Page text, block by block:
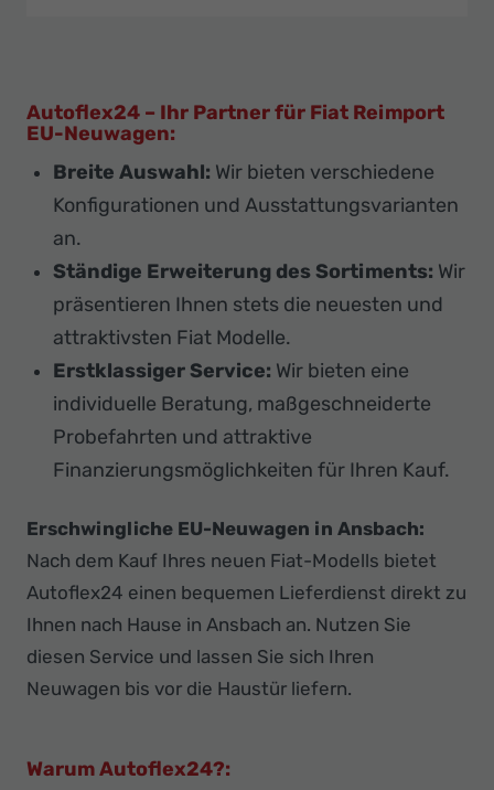
Autoflex24 – Ihr Partner für Fiat Reimport
EU-Neuwagen:
Breite Auswahl: Wir bieten verschiedene
Konfigurationen und Ausstattungsvarianten
an.
Ständige Erweiterung des Sortiments: Wir
präsentieren Ihnen stets die neuesten und
attraktivsten Fiat Modelle.
Erstklassiger Service: Wir bieten eine
individuelle Beratung, maßgeschneiderte
Probefahrten und attraktive
Finanzierungsmöglichkeiten für Ihren Kauf.
Erschwingliche EU-Neuwagen in Ansbach:
Nach dem Kauf Ihres neuen Fiat-Modells bietet
Autoflex24 einen bequemen Lieferdienst direkt zu
Ihnen nach Hause in Ansbach an. Nutzen Sie
diesen Service und lassen Sie sich Ihren
Neuwagen bis vor die Haustür liefern.
Warum Autoflex24?: